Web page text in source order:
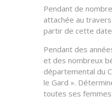
Pendant de
attachée au
partir de cette
Pendant des
et des nombreux
départemental du
le Gard ».
toutes ses femmes